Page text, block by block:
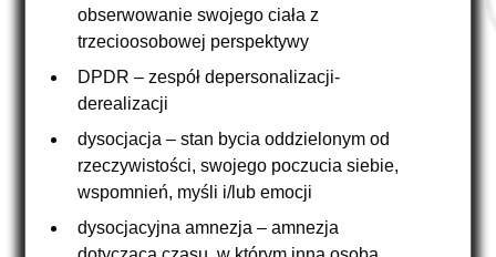
obserwowanie swojego ciała z
trzecioosobowej perspektywy
DPDR – zespół depersonalizacji-
derealizacji
dysocjacja – stan bycia oddzielonym od
rzeczywistości, swojego poczucia siebie,
wspomnień, myśli i/lub emocji
dysocjacyjna amnezja – amnezja